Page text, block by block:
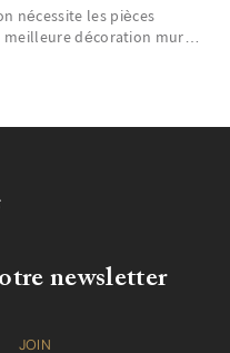
nécessite les pièces
décoration murale
newsletter